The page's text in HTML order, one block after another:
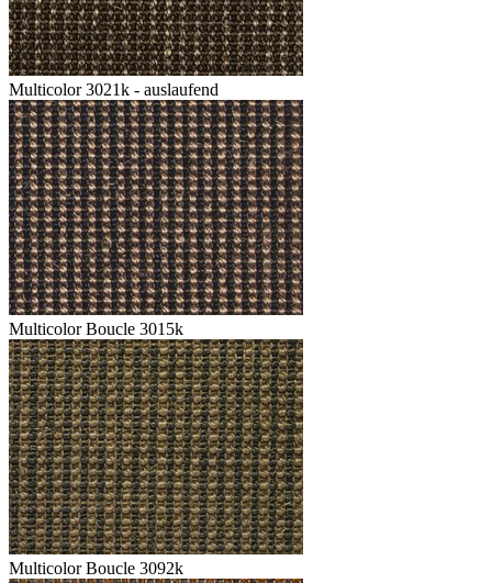
Multicolor 3021k - auslaufend
Multicolor Boucle 3015k
Multicolor Boucle 3092k